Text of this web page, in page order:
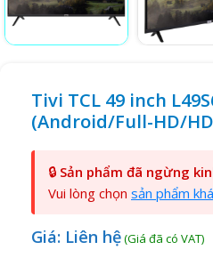
Tivi TCL 49 inch
(Android/Full-HD/
🔒 Sản phẩm đã ngừng
Vui lòng chọn sản phẩm
Giá: Liên hệ